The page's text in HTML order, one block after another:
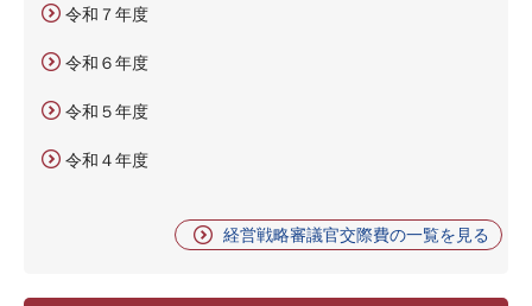
令和７年度
令和６年度
令和５年度
令和４年度
経営戦略審議官交際費の一覧を見る